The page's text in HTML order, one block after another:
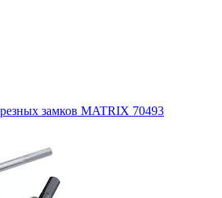
замков MATRIX 70493